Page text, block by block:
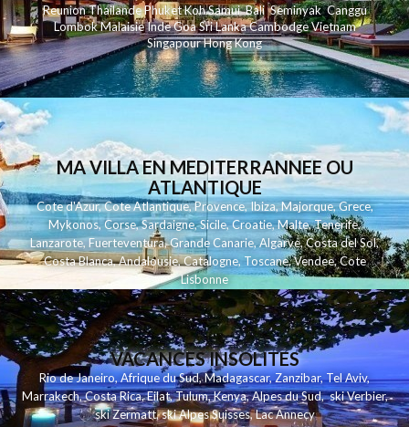
ReunionThailandePhuketKohSamui Bali SeminyakCanggu
LombokMalaisieIndeGoaSri LankaCambodgeVietnam
SingapourHong Kong
MA VILLA EN MEDITERRANNEE OU
ATLANTIQUE
Cote d'Azur,Cote Atlantique,Provence,Ibiza,Majorque,Grece,
Mykonos,Corse,Sardaigne,Sicile,Croatie,Malte,Tenerife,
Lanzarote,Fuerteventura,Grande Canarie,Algarve,Costa del Sol,
Costa Blanca,Andalousie,Catalogne,Toscane,Vendee,Cote
Lisbonne
VACANCES INSOLITES
Rio de Janeiro,Afrique du Sud,Madagascar,Zanzibar,Tel Aviv,
Marrakech,Costa Rica,Eilat,Tulum,Kenya,Alpes du Sud,ski Verbier,
ski Zermatt,ski Alpes Suisses,Lac Annecy